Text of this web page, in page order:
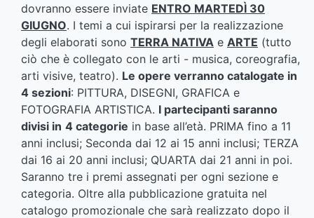
dovranno essere inviate ENTRO MARTEDÌ 30
GIUGNO. I temi a cui ispirarsi per la realizzazione
degli elaborati sono TERRA NATIVA e ARTE (tutto
ciò che è collegato con le arti - musica, coreografia,
arti visive, teatro). Le opere verranno catalogate in
4 sezioni: PITTURA, DISEGNI, GRAFICA e
FOTOGRAFIA ARTISTICA. I partecipanti saranno
divisi in 4 categorie in base all’età. PRIMA fino a 11
anni inclusi; Seconda dai 12 ai 15 anni inclusi; TERZA
dai 16 ai 20 anni inclusi; QUARTA dai 21 anni in poi.
Saranno tre i premi assegnati per ogni sezione e
categoria. Oltre alla pubblicazione gratuita nel
catalogo promozionale che sarà realizzato dopo il